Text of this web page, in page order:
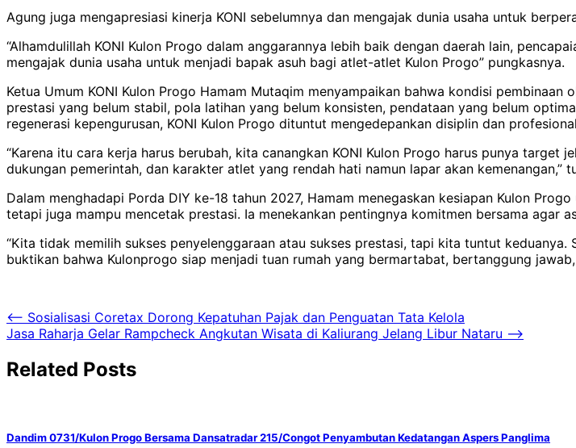
Agung juga mengapresiasi kinerja KONI sebelumnya dan mengajak dunia usaha untuk
“Alhamdulillah KONI Kulon Progo dalam anggarannya lebih baik dengan daerah lain,
mengajak dunia usaha untuk menjadi bapak asuh bagi atlet-atlet Kulon Progo” pungkasnya.
Ketua Umum KONI Kulon Progo Hamam Mutaqim menyampaikan bahwa kondisi
prestasi yang belum stabil, pola latihan yang belum konsisten, pendataan yang belum
regenerasi kepengurusan, KONI Kulon Progo dituntut mengedepankan disiplin dan
“Karena itu cara kerja harus berubah, kita canangkan KONI Kulon Progo harus punya
dukungan pemerintah, dan karakter atlet yang rendah hati namun lapar akan kemenangan,”
Dalam menghadapi Porda DIY ke-18 tahun 2027, Hamam menegaskan kesiapan Kulon
tetapi juga mampu mencetak prestasi. Ia menekankan pentingnya komitmen bersama agar
“Kita tidak memilih sukses penyelenggaraan atau sukses prestasi, tapi kita tuntut
buktikan bahwa Kulonprogo siap menjadi tuan rumah yang bermartabat, bertanggung
Navigasi
pos
⟵ Sosialisasi Coretax Dorong Kepatuhan Pajak dan Penguatan Tata Kelola
Jasa Raharja Gelar Rampcheck Angkutan Wisata di Kaliurang Jelang Libur Nataru ⟶
Related Posts
Dandim 0731/Kulon Progo Bersama Dansatradar 215/Congot Penyambutan Kedatangan Aspers Panglima